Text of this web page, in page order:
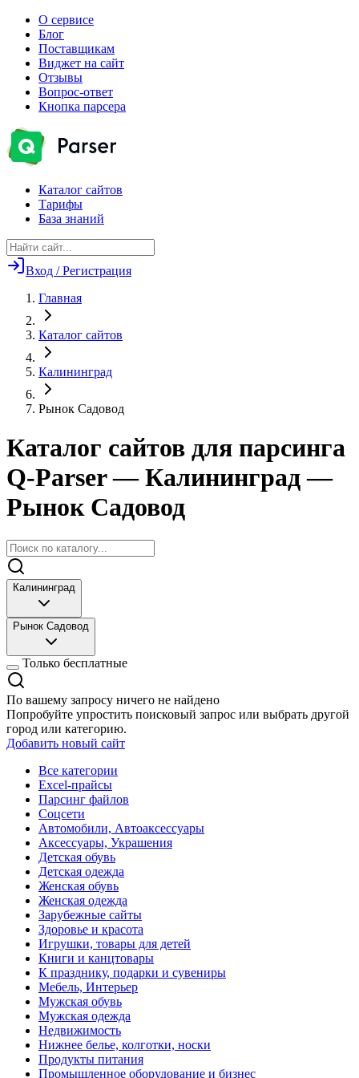
О сервисе
Блог
Поставщикам
Виджет на сайт
Отзывы
Вопрос-ответ
Кнопка парсера
Каталог сайтов
Тарифы
База знаний
Вход / Регистрация
Главная
Каталог сайтов
Калининград
Рынок Садовод
Каталог сайтов для парсинга
Q-Parser— Калининград —
Рынок Садовод
Калининград
Рынок Садовод
Только бесплатные
По вашему запросу ничего не найдено
Попробуйте упростить поисковый запрос или выбрать другой
город или категорию.
Добавить новый сайт
Все категории
Excel-прайсы
Парсинг файлов
Соцсети
Автомобили, Автоаксессуары
Аксессуары, Украшения
Детская обувь
Детская одежда
Женская обувь
Женская одежда
Зарубежные сайты
Здоровье и красота
Игрушки, товары для детей
Книги и канцтовары
К празднику, подарки и сувениры
Мебель, Интерьер
Мужская обувь
Мужская одежда
Недвижимость
Нижнее белье, колготки, носки
Продукты питания
Промышленное оборудование и бизнес